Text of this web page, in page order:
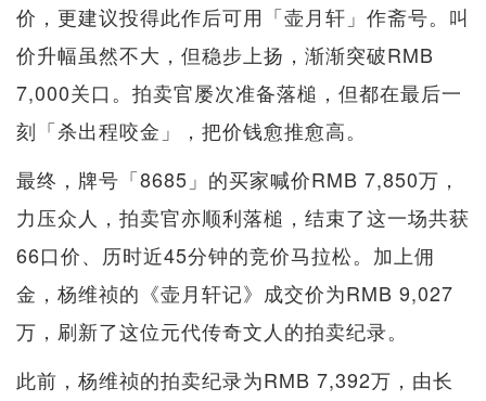
价，更建议投得此作后可用「壶月轩」作斋号。叫
价升幅虽然不大，但稳步上扬，渐渐突破RMB
7,000关口。拍卖官屡次准备落槌，但都在最后一
刻「杀出程咬金」，把价钱愈推愈高。
最终，牌号「8685」的买家喊价RMB 7,850万，
力压众人，拍卖官亦顺利落槌，结束了这一场共获
66口价、历时近45分钟的竞价马拉松。加上佣
金，杨维祯的《壶月轩记》成交价为RMB 9,027
万，刷新了这位元代传奇文人的拍卖纪录。
此前，杨维祯的拍卖纪录为RMB 7,392万，由长